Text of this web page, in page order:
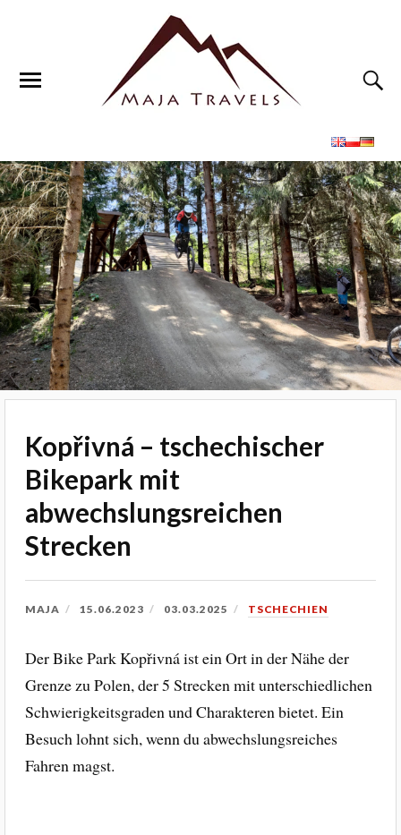
Kopřivná – tschechischer
Bikepark mit
abwechslungsreichen
Strecken
MAJA 15.06.2023 03.03.2025 TSCHECHIEN
Der Bike Park Kopřivná ist ein Ort in der Nähe der
Grenze zu Polen, der 5 Strecken mit unterschiedlichen
Schwierigkeitsgraden und Charakteren bietet. Ein
Besuch lohnt sich, wenn du abwechslungsreiches
Fahren magst.